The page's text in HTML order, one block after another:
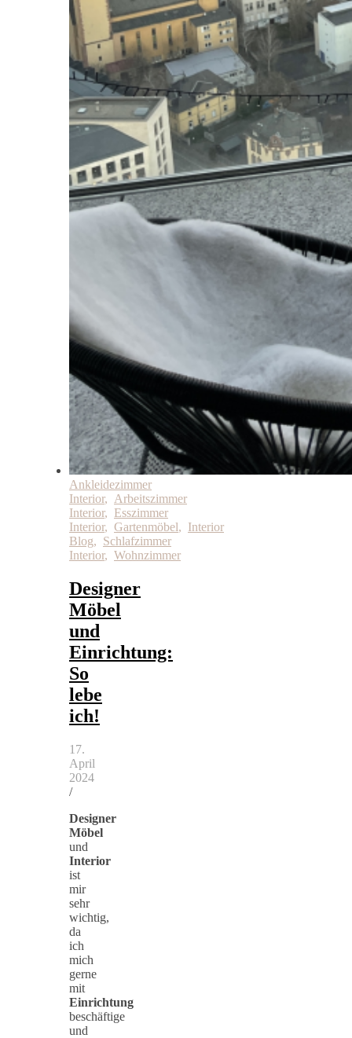
Ankleidezimmer
Interior, Arbeitszimmer
Interior, Esszimmer
Interior, Gartenmöbel, Interior
Blog, Schlafzimmer
Interior, Wohnzimmer
Designer
Möbel
und
Einrichtung:
So
lebe
ich!
17.
April
2024
/
Designer
Möbel
und
Interior
ist
mir
sehr
wichtig,
da
ich
mich
gerne
mit
Einrichtung
beschäftige
und